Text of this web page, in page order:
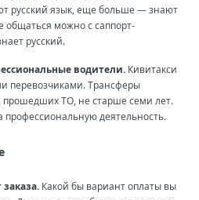
русский язык, еще больше — знают
общаться можно с саппорт-
русский.
водители. Кивитакси
перевозчиками. Трансферы
ТО, не старше семи лет.
деятельность.
Какой бы вариант оплаты вы